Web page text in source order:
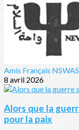
Amis Français NSWAS
8 avril 2026
Alors que la
pour la paix